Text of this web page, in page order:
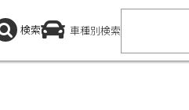
検索 車種別検索